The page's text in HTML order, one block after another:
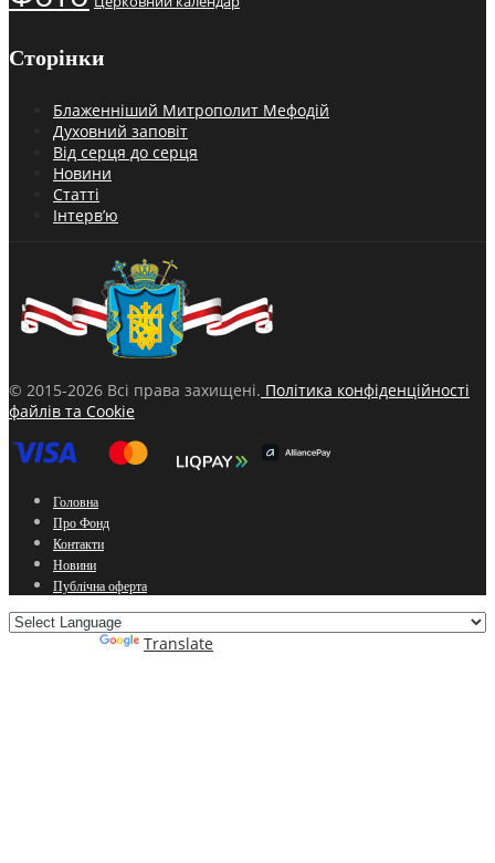
Сторінки
Блаженніший Митрополит Мефодій
Духовний заповіт
Від серця до серця
Новини
Статті
Інтерв’ю
© 2015-2026 Всі права захищені. Політика конфіденційності
файлів та Cookie
Головна
Про Фонд
Контакти
Новини
Публічна оферта
Translate